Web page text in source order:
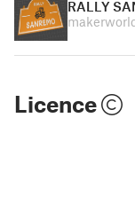
RALLY
Licence